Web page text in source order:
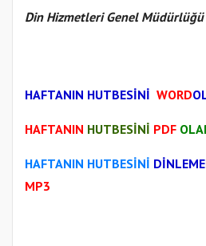
Din Hizmetleri Genel Müdürlüğü
HAFTANIN HUTBESİNİ WORD
HAFTANIN HUTBESİNİ PDF
HAFTANIN HUTBESİNİ
MP3